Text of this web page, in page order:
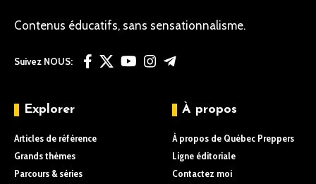
Contenus éducatifs, sans sensationnalisme.
Suivez NOUS:
Explorer
Articles de référence
Grands thèmes
Parcours & séries
À propos
À propos de Québec Preppers
Ligne éditoriale
Contactez moi